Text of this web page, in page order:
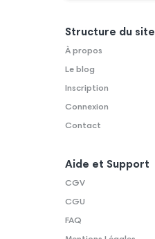
Structure du site
À propos
Le blog
Inscription
Connexion
Contact
Aide et Support
CGV
CGU
FAQ